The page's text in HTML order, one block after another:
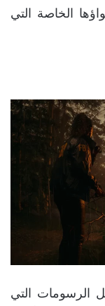
الخاصة التي
الرسومات التي